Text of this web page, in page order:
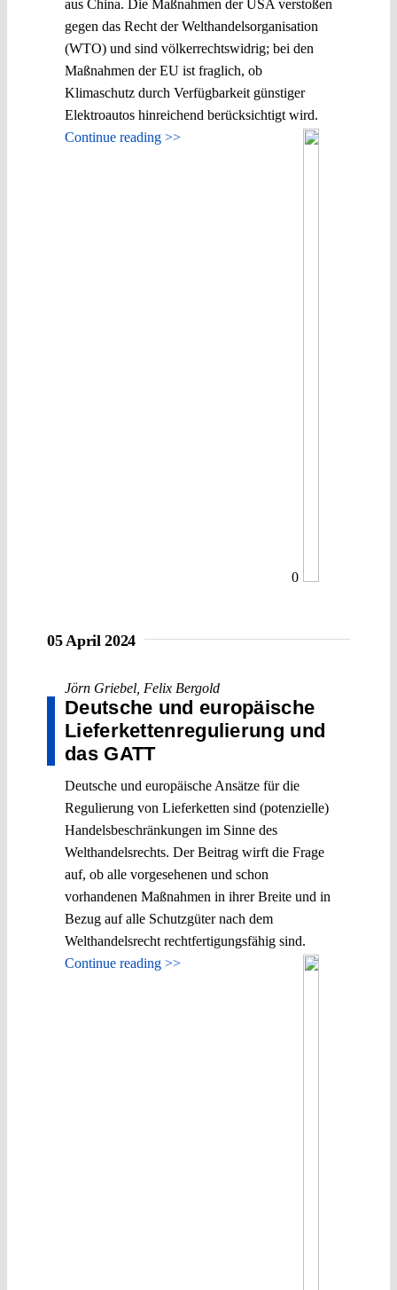
aus China. Die Maßnahmen der USA verstoßen
gegen das Recht der Welthandelsorganisation
(WTO) und sind völkerrechtswidrig; bei den
Maßnahmen der EU ist fraglich, ob
Klimaschutz durch Verfügbarkeit günstiger
Elektroautos hinreichend berücksichtigt wird.
Continue reading >>
0
05 April 2024
Jörn Griebel Felix Bergold
Deutsche und europäische
Lieferkettenregulierung und
das GATT
Deutsche und europäische Ansätze für die
Regulierung von Lieferketten sind (potenzielle)
Handelsbeschränkungen im Sinne des
Welthandelsrechts. Der Beitrag wirft die Frage
auf, ob alle vorgesehenen und schon
vorhandenen Maßnahmen in ihrer Breite und in
Bezug auf alle Schutzgüter nach dem
Welthandelsrecht rechtfertigungsfähig sind.
Continue reading >>